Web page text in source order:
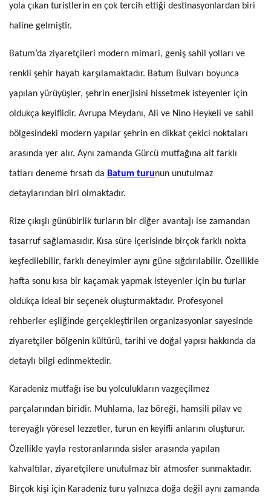
yola çıkan turistlerin en çok tercih ettiği destinasyonlardan biri
haline gelmiştir.
Batum’da ziyaretçileri modern mimari, geniş sahil yolları ve
renkli şehir hayatı karşılamaktadır. Batum Bulvarı boyunca
yapılan yürüyüşler, şehrin enerjisini hissetmek isteyenler için
oldukça keyiflidir. Avrupa Meydanı, Ali ve Nino Heykeli ve sahil
bölgesindeki modern yapılar şehrin en dikkat çekici noktaları
arasında yer alır. Aynı zamanda Gürcü mutfağına ait farklı
tatları deneme fırsatı da Batum turunun unutulmaz
detaylarından biri olmaktadır.
Rize çıkışlı günübirlik turların bir diğer avantajı ise zamandan
tasarruf sağlamasıdır. Kısa süre içerisinde birçok farklı nokta
keşfedilebilir, farklı deneyimler aynı güne sığdırılabilir. Özellikle
hafta sonu kısa bir kaçamak yapmak isteyenler için bu turlar
oldukça ideal bir seçenek oluşturmaktadır. Profesyonel
rehberler eşliğinde gerçekleştirilen organizasyonlar sayesinde
ziyaretçiler bölgenin kültürü, tarihi ve doğal yapısı hakkında da
detaylı bilgi edinmektedir.
Karadeniz mutfağı ise bu yolculukların vazgeçilmez
parçalarından biridir. Muhlama, laz böreği, hamsili pilav ve
tereyağlı yöresel lezzetler, turun en keyifli anlarını oluşturur.
Özellikle yayla restoranlarında sisler arasında yapılan
kahvaltılar, ziyaretçilere unutulmaz bir atmosfer sunmaktadır.
Birçok kişi için Karadeniz turu yalnızca doğa değil aynı zamanda